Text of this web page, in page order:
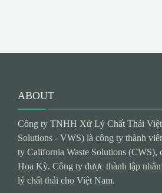
ABOUT
Công ty TNHH Xử Lý Chất Thải Việt
Solutions - VWS) là công ty thành
ty California Waste Solutions (CWS),
Hoa Kỳ. Công ty được thành lập
lý chất thải cho Việt Nam.